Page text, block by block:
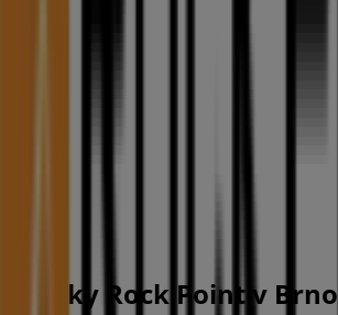
Letáky Rock Point v Brno